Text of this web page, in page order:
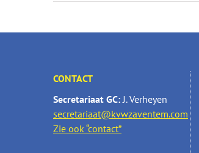
CONTACT
Secretariaat GC:J. Verheyen
secretariaat@kvwzaventem.com
Zie ook “contact”